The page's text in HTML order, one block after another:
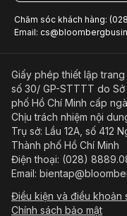
Chăm sóc khách hàng:
Email:
Giấy phép thiết lập
số 30/ GP-STTTT do
phố Hồ Chí Minh cấp
Chịu trách nhiệm nội
Trụ sở: Lầu 12A, số 412
Thành phố Hồ Chí Minh
Điện thoại: (028)
Email:
Điều kiện và điều khoản
Chính sách bảo mật